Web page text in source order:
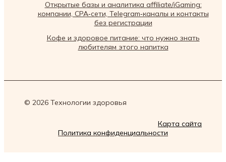
Открытые базы и аналитика affiliate/iGaming:
компании, CPA‑сети, Telegram‑каналы и контакты
без регистрации
Кофе и здоровое питание: что нужно знать
любителям этого напитка
© 2026 Технологии здоровья
Карта сайта
Политика конфиденциальности